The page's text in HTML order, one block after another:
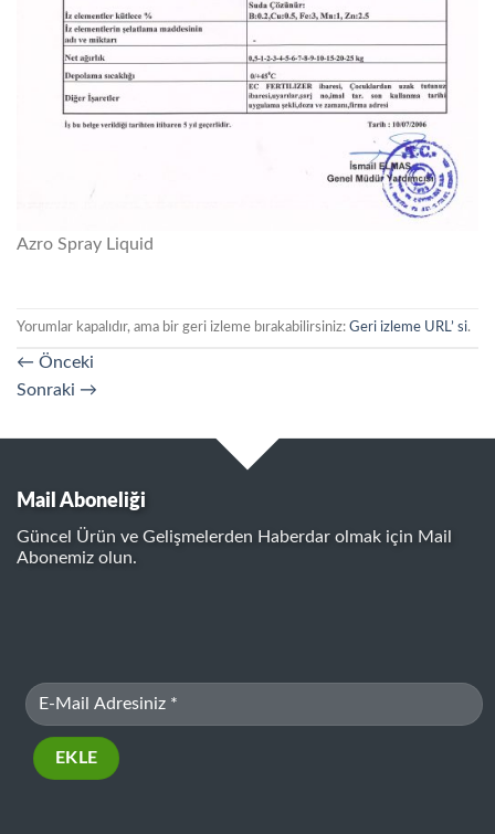
Azro Spray Liquid
Yorumlar kapalıdır, ama bir geri izleme bırakabilirsiniz: Geri izleme URL’ si.
← Önceki
Sonraki →
Mail Aboneliği
Güncel Ürün ve Gelişmelerden Haberdar olmak için Mail
Abonemiz olun.